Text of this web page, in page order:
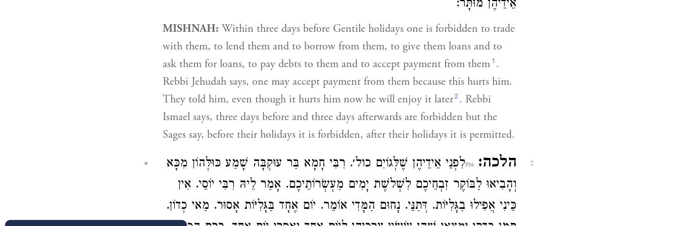
אֵידֵיהֶן מוּתָּר:
MISHNAH: Within three days before Gentile holidays one is forbidden to trade
with them, to lend them and to borrow from them, to give them loans and to
ask them for loans, to pay debts to them and to accept payment from them 1 .
Rebbi Jehudah says, one may accept payment from them because this hurts him.
They told him, even though it hurts him now he will enjoy it later2. Rebbi
Ismael says, three days before and three days afterwards are forbidden but the
Sages say, before their holidays it is forbidden, after their holidays it is permitted.
2 הלכה:
לִפְנֵי אֵידֵיהֶן שֶׁלְּגוֹיִם כול׳. רִבִּי חָמָא בַּר עוּקְבָּה שָׁמַע כּוּלְּהוֹן מִכָּא
וְהָבִיאוּ לַבּוֹקֶר זִבְחֵיכֶם לִשְׁלשֶׁת יָמִים מַעְשְׂרוֹתֵיכֶם. אָמַר לֵיהּ רִבִּי יוֹסֵי. אִין
כֵּינִי אֲפִילוּ בַגָּלִיּוֹת. דְּתַנֵּי. נָחוּם הַמָּדִי אוֹמֵר. יוֹם אֶחָד בַּגָּלִיּוֹת אָסוּר. מַאי כְדוֹן.